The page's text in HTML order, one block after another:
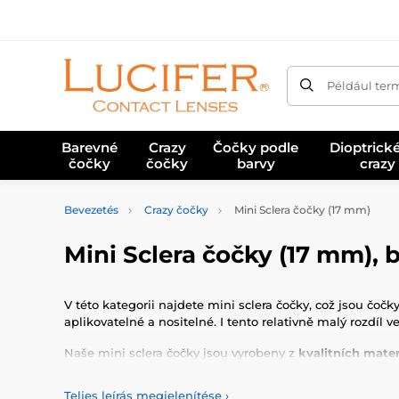
Például
Barevné
čočky
Crazy
čočky
Čočky podle
barvy
Bevezetés Crazy čočky Mini Sclera čočky (17 mm)
Mini Sclera čočky (17 mm),
V této kategorii najdete mini sclera čočky, což jsou
aplikovatelné a nositelné. I tento relativně malý rozdíl
Naše mini sclera čočky jsou vyrobeny z kvalitních
Teljes leírás megjelenítése ›